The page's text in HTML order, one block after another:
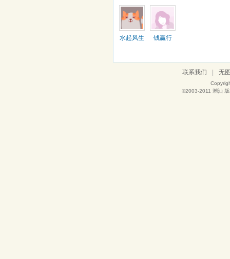
水起风生 钱赢行
联系我们 无
©2003-2011 潮汕